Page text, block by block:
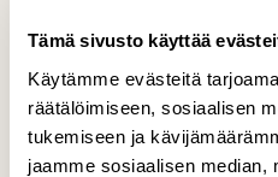
Tämä sivusto käyttää
Käytämme evästeitä
räätälöimiseen, sosiaalisen
tukemiseen ja
jaamme sosiaalisen median,
Marika